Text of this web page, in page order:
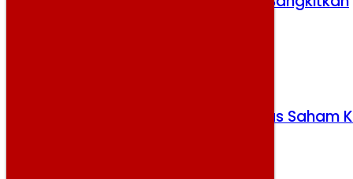
Kemenkeu Resmi Ambil Alih Mayoritas Saham